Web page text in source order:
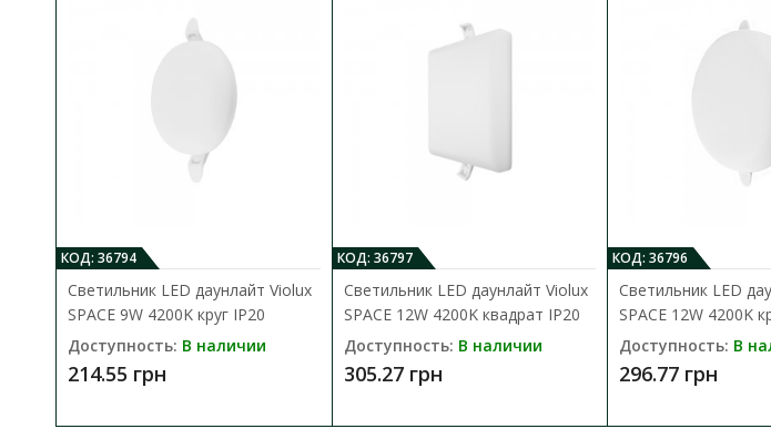
материал рассеивателя:
170х27мм
достижение 60%
количество включений/
максимальная сила тока:
угол рассеяния: 120°
КОД: 36794
Светильник LED даунлайт Violux
SPACE 9W 4200K круг IP20
Доступность: В наличии
214.55 грн
КОД: 36797
Светильник LED даунлайт Violux
SPACE 12W 4200K квадрат IP20
Доступность: В наличии
305.27 грн
КОД: 36796
Светильник LED
SPACE 12W 4200K
Доступность: В
296.77 грн